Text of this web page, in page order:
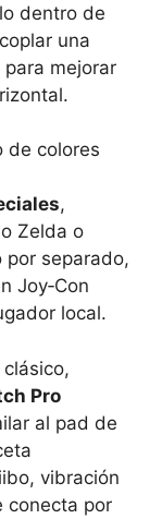
dentro de
una
para mejorar
de colores
,
Zelda o
por separado,
Joy‑Con
local.
Pro
al pad de
vibración
conecta por